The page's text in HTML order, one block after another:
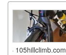
105hillclimb.com